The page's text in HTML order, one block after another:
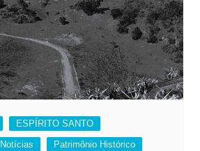
ESPÍRITO SANTO
Notícias
Patrimônio Histórico